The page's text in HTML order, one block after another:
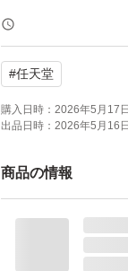
値下げ相談×
相場に合わせて出
【ブランド】任天堂
【カテゴリ】
【カラー】マルチ
#任天堂
購入日時： 2026年5月17
出品日時： 2026年5月16
商品の情報